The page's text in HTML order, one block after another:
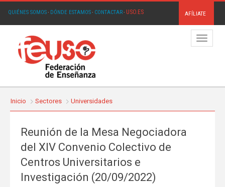
QUIÉNES SOMOS· DÓNDE ESTAMOS· CONTACTAR· USO.ES AFÍLIATE
Menú
Inicio Sectores Universidades
Reunión de la Mesa Negociadora
del XIV Convenio Colectivo de
Centros Universitarios e
Investigación (20/09/2022)